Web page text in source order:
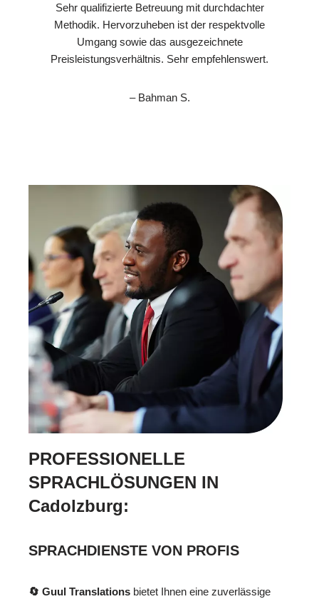
Sehr qualifizierte Betreuung mit durchdachter
Methodik. Hervorzuheben ist der respektvolle
Umgang sowie das ausgezeichnete
Preisleistungsverhältnis. Sehr empfehlenswert.
– Bahman S.
PROFESSIONELLE
SPRACHLÖSUNGEN IN
Cadolzburg:
SPRACHDIENSTE VON PROFIS
🔄 Guul Translations bietet Ihnen eine zuverlässige